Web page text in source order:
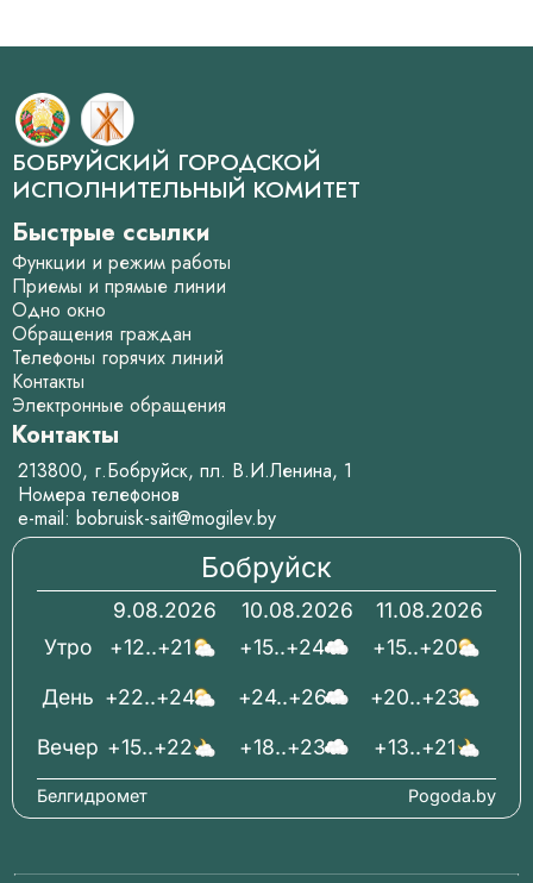
БОБРУЙСКИЙ ГОРОДСКОЙ
ИСПОЛНИТЕЛЬНЫЙ КОМИТЕТ
Быстрые ссылки
Функции и режим работы
Приемы и прямые линии
Одно окно
Обращения граждан
Телефоны горячих линий
Контакты
Электронные обращения
Контакты
213800, г.Бобруйск, пл. В.И.Ленина, 1
Номера телефонов
e-mail: bobruisk-sait@mogilev.by
Бобруйск
9.08.2026
+12..+21
+22..+24
+15..+22
10.08.2026
+15..+24
+24..+26
+18..+23
11.08.2026
+15..+20
+20..+23
+13..+21
Вечер
День
Утро
Pogoda.by
Белгидромет